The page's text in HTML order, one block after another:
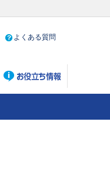
よくある質問